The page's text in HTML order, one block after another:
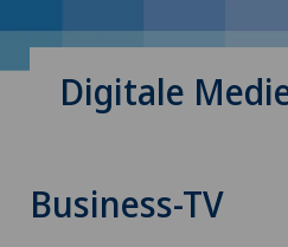
Digitale
Business-TV